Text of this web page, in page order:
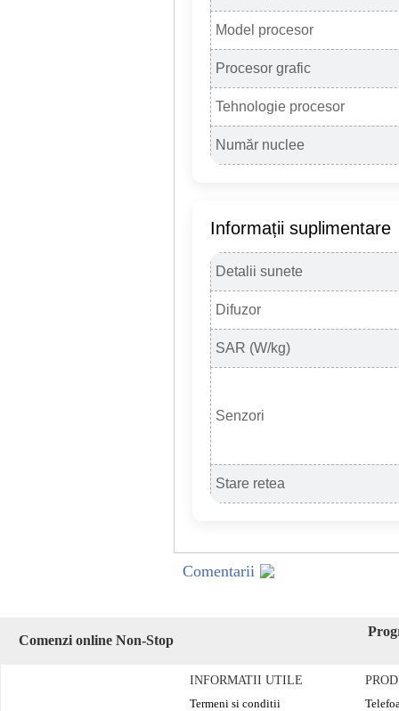
Model procesor
Procesor grafic
Tehnologie procesor
Număr nuclee
Informații suplimentare
Detalii sunete
Difuzor
SAR (W/kg)
Senzori
Stare retea
Comentarii
Comenzi online Non-Stop
INFORMATII UTILE
Termeni si conditii